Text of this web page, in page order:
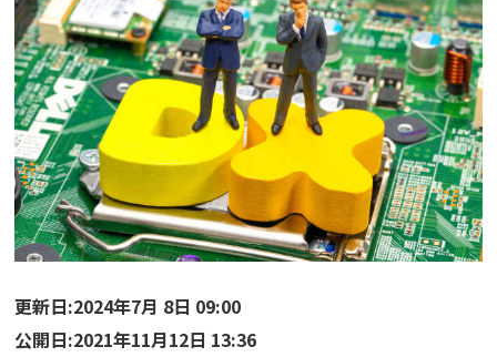
更新日:2024年7月 8日 09:00
公開日:2021年11月12日 13:36